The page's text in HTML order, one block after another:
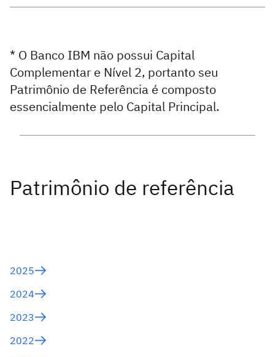
* O Banco IBM não possui Capital
Complementar e Nível 2, portanto seu
Patrimônio de Referência é composto
essencialmente pelo Capital Principal.
2025
2024
2023
2022